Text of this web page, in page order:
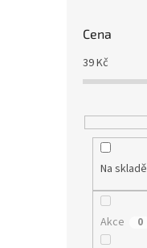
Cena
39Kč
Na skladě
Akce 0